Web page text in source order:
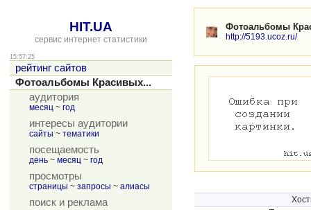
HIT.UA
сервис интернет статистики
15:57:25
рейтинг сайтов
Фотоальбомы Красивых...
аудитория
месяц ~ год
интересы аудитории
сайты ~ тематики
посещаемость
день ~ месяц ~ год
просмотры
страницы ~ запросы ~ алиасы
поиск и реклама
Фотоальбомы
http://5193.ucoz.ru/